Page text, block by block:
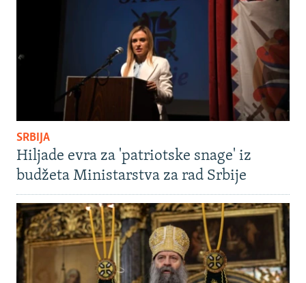
SRBIJA
Hiljade evra za 'patriotske snage' iz
budžeta Ministarstva za rad Srbije